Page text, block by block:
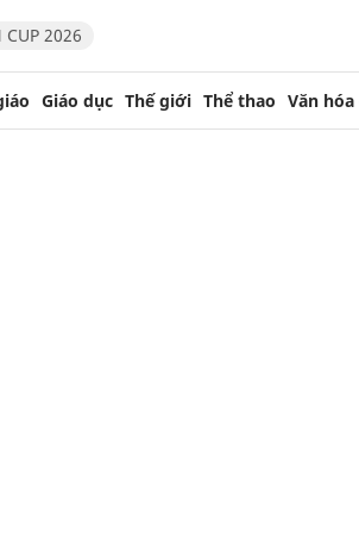
CUP 2026
Giáo dục Thế giới Thể thao Văn